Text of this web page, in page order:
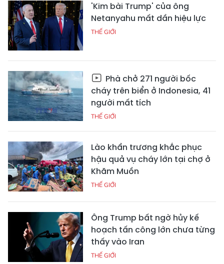
'Kim bài Trump' của ông
Netanyahu mất dần hiệu lực
THẾ GIỚI
Phà chở 271 người bốc
cháy trên biển ở Indonesia, 41
người mất tích
THẾ GIỚI
Lào khẩn trương khắc phục
hậu quả vụ cháy lớn tại chợ ở
Khăm Muồn
THẾ GIỚI
Ông Trump bất ngờ hủy kế
hoạch tấn công lớn chưa từng
thấy vào Iran
THẾ GIỚI